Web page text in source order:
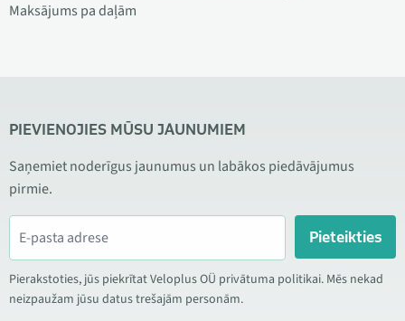
Maksājums pa daļām
PIEVIENOJIES MŪSU JAUNUMIEM
Saņemiet noderīgus jaunumus un labākos piedāvājumus
pirmie.
Pieteikties
Pierakstoties, jūs piekrītat Veloplus OÜ privātuma politikai. Mēs nekad
neizpaužam jūsu datus trešajām personām.